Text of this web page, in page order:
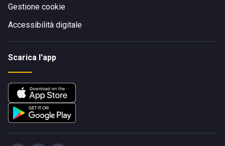
Gestione cookie
Accessibilità digitale
Scarica l'app